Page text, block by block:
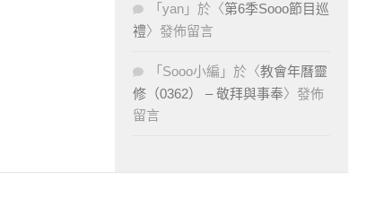
「 yan 」於〈第6季Sooo節目巡
禮〉發佈留言
「 Sooo小編 」於〈教會年曆靈
修（0362） – 敬拜與事奉〉發佈
留言